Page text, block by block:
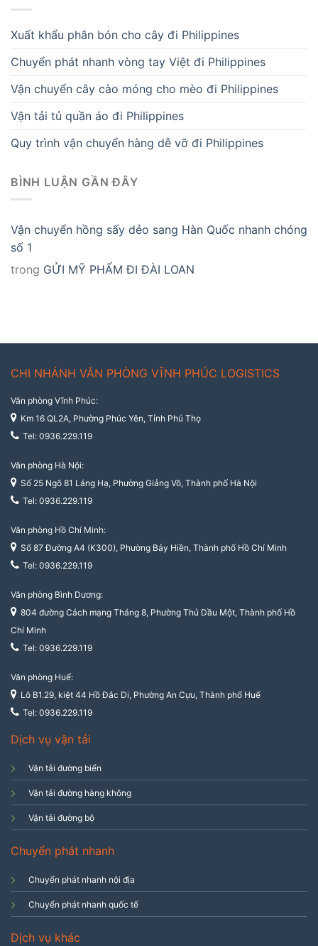
Xuất khẩu phân bón cho cây đi Philippines
Chuyển phát nhanh vòng tay Việt đi Philippines
Vận chuyển cây cào móng cho mèo đi Philippines
Vận tải tủ quần áo đi Philippines
Quy trình vận chuyển hàng dễ vỡ đi Philippines
BÌNH LUẬN GẦN ĐÂY
Vận chuyển hồng sấy dẻo sang Hàn Quốc nhanh chóng
số 1
trong GỬI MỸ PHẨM ĐI ĐÀI LOAN
CHI NHÁNH VĂN PHÒNG VĨNH PHÚC LOGISTICS
Văn phòng Vĩnh Phúc:
Km 16 QL2A, Phường Phúc Yên, Tỉnh Phú Thọ
Tel: 0936.229.119
Văn phòng Hà Nội:
Số 25 Ngõ 81 Láng Hạ, Phường Giảng Võ, Thành phố Hà Nội
Tel: 0936.229.119
Văn phòng Hồ Chí Minh:
Số 87 Đường A4 (K300), Phường Bảy Hiền, Thành phố Hồ Chí Minh
Tel: 0936.229.119
Văn phòng Bình Dương:
804 đường Cách mạng Tháng 8, Phường Thủ Dầu Một, Thành phố Hồ
Chí Minh
Tel: 0936.229.119
Văn phòng Huế:
Lô B1.29, kiệt 44 Hồ Đắc Di, Phường An Cựu, Thành phố Huế
Tel: 0936.229.119
Dịch vụ vận tải
Vận tải đường biển
Vận tải đường hàng không
Vận tải đường bộ
Chuyển phát nhanh
Chuyển phát nhanh nội địa
Chuyển phát nhanh quốc tế
Dịch vụ khác